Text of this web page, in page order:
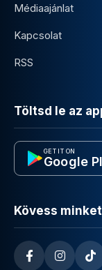
Médiaajánlat
Kapcsolat
RSS
Töltsd le az
GET IT ON
Google
Kövess